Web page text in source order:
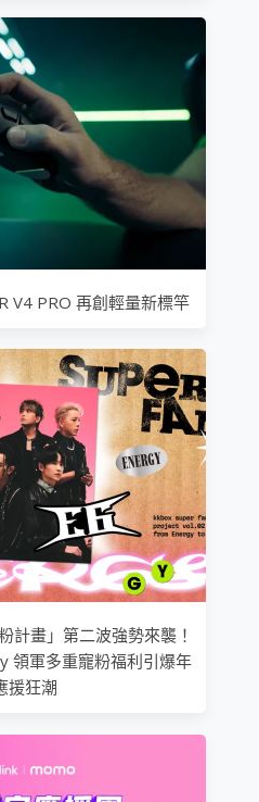
V4 PRO 再創輕量新標竿
計畫」第二波強勢來襲！
領軍多重寵粉福利引爆年
援狂潮